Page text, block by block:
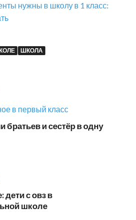
нужны в школу в 1 класс:
ШКОЛА
братьев и сестёр в одну
с овз в
школе